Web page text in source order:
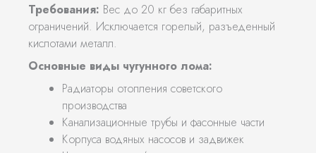
Требования: Вес до 20 кг без габаритных
ограничений. Исключается горелый, разъеденный
кислотами металл.
Основные виды чугунного лома:
Радиаторы отопления советского
производства
Канализационные трубы и фасонные части
Корпуса водяных насосов и задвижек